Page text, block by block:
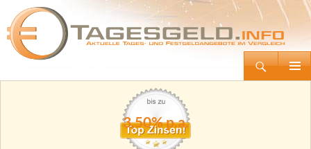
Tagesgeld.info – Tagesgeldkonten vergleichen und Tagesgeld-Zinsen berechnen
Zum
3,50% p.a.